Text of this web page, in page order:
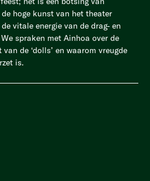
hoge kunst van het theater
vitale energie van de drag- en
spraken met Ainhoa over de
de ‘dolls’ en waarom vreugde
is.